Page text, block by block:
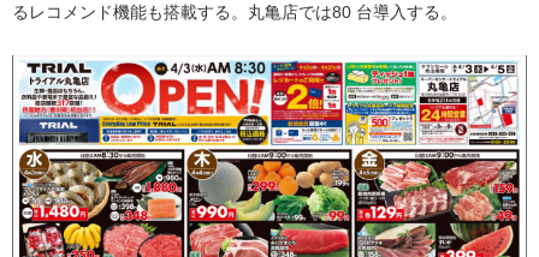
るレコメンド機能も搭載する。丸亀店では80 台導入する。